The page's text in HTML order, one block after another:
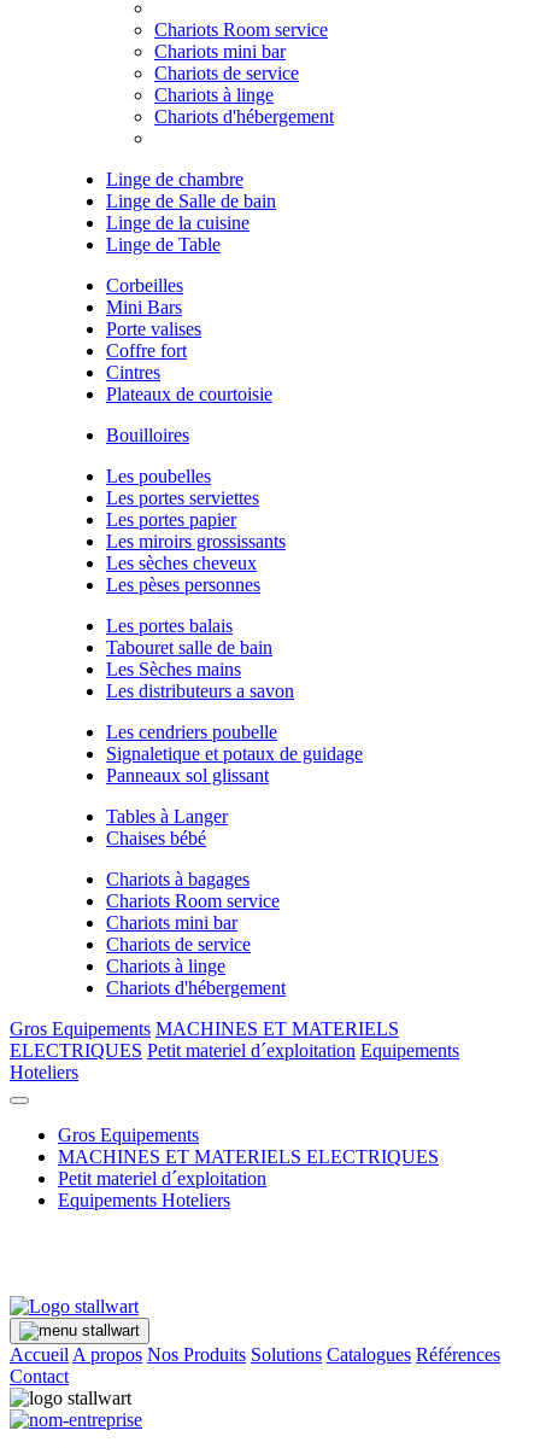
Chariots Room service
Chariots mini bar
Chariots de service
Chariots à linge
Chariots d'hébergement
Linge de chambre
Linge de Salle de bain
Linge de la cuisine
Linge de Table
Corbeilles
Mini Bars
Porte valises
Coffre fort
Cintres
Plateaux de courtoisie
Bouilloires
Les poubelles
Les portes serviettes
Les portes papier
Les miroirs grossissants
Les sèches cheveux
Les pèses personnes
Les portes balais
Tabouret salle de bain
Les Sèches mains
Les distributeurs a savon
Les cendriers poubelle
Signaletique et potaux de guidage
Panneaux sol glissant
Tables à Langer
Chaises bébé
Chariots à bagages
Chariots Room service
Chariots mini bar
Chariots de service
Chariots à linge
Chariots d'hébergement
Gros Equipements MACHINES ET MATERIELS
ELECTRIQUES Petit materiel d´exploitation Equipements
Hoteliers
Gros Equipements
MACHINES ET MATERIELS ELECTRIQUES
Petit materiel d´exploitation
Equipements Hoteliers
Accueil A propos Nos Produits Solutions Catalogues Références
Contact